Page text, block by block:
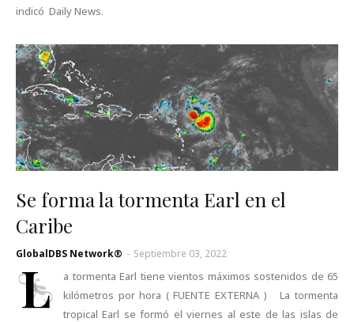
indicó Daily News.
Se forma la tormenta Earl en el
Caribe
GlobalDBS Network® - Septiembre 03, 2022
L
a tormenta Earl tiene vientos máximos sostenidos de 65
kilómetros por hora ( FUENTE EXTERNA ) La tormenta
tropical Earl se formó el viernes al este de las islas de